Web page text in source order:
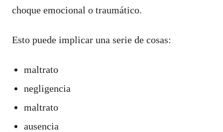
choque emocional o traumático.
Esto puede implicar una serie de cosas:
maltrato
negligencia
maltrato
ausencia